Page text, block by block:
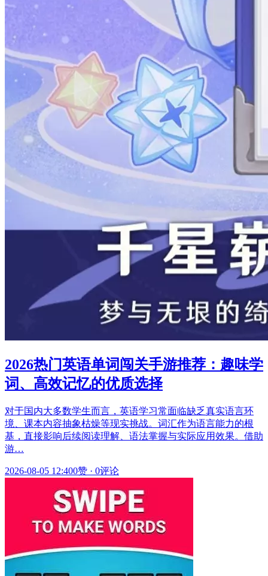
2026热门英语单词闯关手游推荐：趣味学
词、高效记忆的优质选择
对于国内大多数学生而言，英语学习常面临缺乏真实语言环
境、课本内容抽象枯燥等现实挑战。词汇作为语言能力的根
基，直接影响后续阅读理解、语法掌握与实际应用效果。借助
游…
2026-08-05 12:400赞 · 0评论